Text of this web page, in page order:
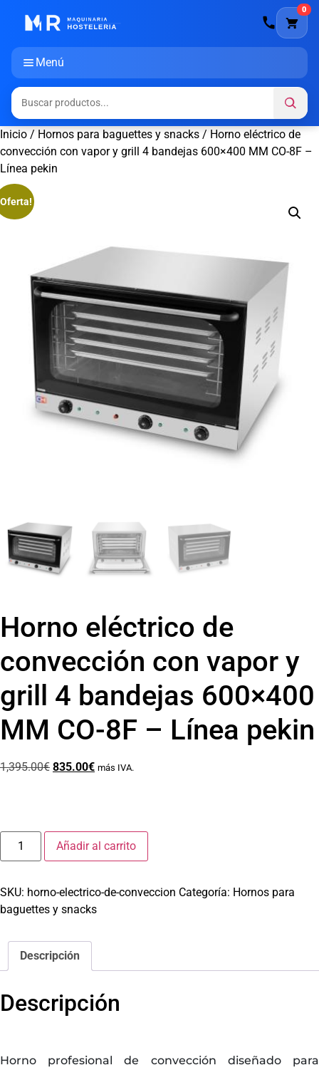
Menú
0
Inicio / Hornos para baguettes y snacks / Horno eléctrico de
convección con vapor y grill 4 bandejas 600×400 MM CO-8F –
Línea pekin
Horno eléctrico de
convección con vapor y
grill 4 bandejas 600×400
MM CO-8F – Línea pekin
1,395.00€ 835.00€ más IVA.
Añadir al carrito
SKU: horno-electrico-de-conveccion Categoría: Hornos para
baguettes y snacks
Descripción
Descripción
Horno profesional de convección diseñado para